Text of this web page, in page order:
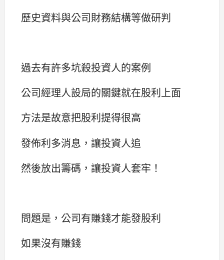
歷史資料與公司財務結構等做研判
過去有許多坑殺投資人的案例
公司經理人設局的關鍵就在股利上面
方法是故意把股利提得很高
發佈利多消息，讓投資人追
然後放出籌碼，讓投資人套牢！
問題是，公司有賺錢才能發股利
如果沒有賺錢